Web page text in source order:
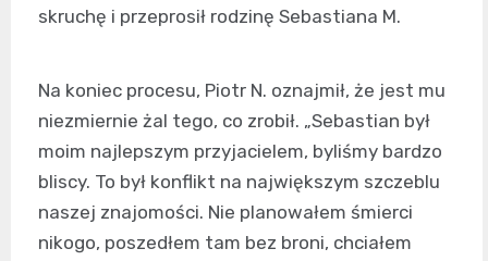
skruchę i przeprosił rodzinę Sebastiana M.
Na koniec procesu, Piotr N. oznajmił, że jest mu
niezmiernie żal tego, co zrobił. „Sebastian był
moim najlepszym przyjacielem, byliśmy bardzo
bliscy. To był konflikt na największym szczeblu
naszej znajomości. Nie planowałem śmierci
nikogo, poszedłem tam bez broni, chciałem